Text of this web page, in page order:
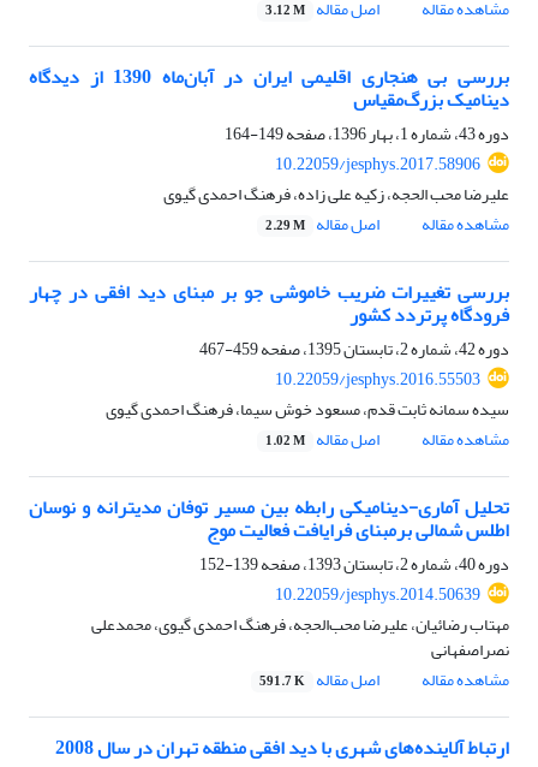
مشاهده مقاله
اصل مقاله 3.12 M
بررسی بی هنجاری اقلیمی ایران در آبان‌ماه 1390 از دیدگاه
دینامیک بزرگ‌مقیاس
دوره 43، شماره 1، بهار 1396، صفحه
149-164
10.22059/jesphys.2017.58906
علیرضا محب الحجه، زکیه علی زاده، فرهنگ احمدی گیوی
مشاهده مقاله
اصل مقاله 2.29 M
بررسی تغییرات ضریب خاموشی جو بر مبنای دید افقی در چهار
فرودگاه پرتردد کشور
دوره 42، شماره 2، تابستان 1395، صفحه
459-467
10.22059/jesphys.2016.55503
سیده سمانه ثابت قدم، مسعود خوش سیما، فرهنگ احمدی گیوی
مشاهده مقاله
اصل مقاله 1.02 M
تحلیل آماری-دینامیکی رابطه بین مسیر توفان مدیترانه و نوسان
اطلس شمالی برمبنای فرایافت فعالیت موج
دوره 40، شماره 2، تابستان 1393، صفحه
139-152
10.22059/jesphys.2014.50639
مهتاب رضائیان، علیرضا محب‌الحجه، فرهنگ احمدی گیوی، محمدعلی
نصراصفهانی
مشاهده مقاله
اصل مقاله 591.7 K
ارتباط آلاینده‌های شهری با دید افقی منطقه تهران در سال 2008